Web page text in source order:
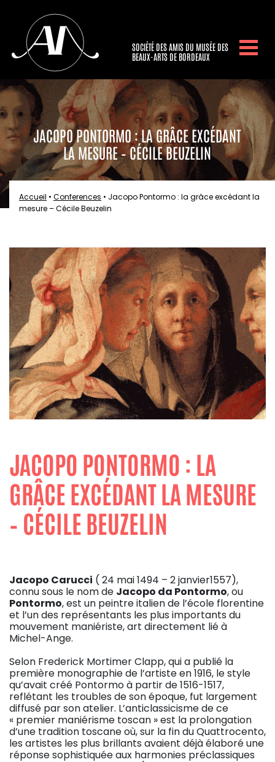
SOCIÉTÉ DES AMIS DU MUSÉE DES
BEAUX-ARTS DE BORDEAUX
JACOPO PONTORMO : LA GRÂCE EXCÉDANT
LA MESURE – CÉCILE BEUZELIN
Accueil • Conferences • Jacopo Pontormo : la grâce excédant la
mesure – Cécile Beuzelin
JACOPO PONTORMO : LA
GRÂCE EXCÉDANT LA MESURE
– CÉCILE BEUZELIN
Jacopo Carucci ( 24 mai 1494 – 2 janvier1557),
connu sous le nom de Jacopo da Pontormo, ou
Pontormo, est un peintre italien de l’école florentine
et l’un des représentants les plus importants du
mouvement maniériste, art directement lié à
Michel-Ange.
Selon Frederick Mortimer Clapp, qui a publié la
première monographie de l’artiste en 1916, le style
qu’avait créé Pontormo à partir de 1516-1517,
reflétant les troubles de son époque, fut largement
diffusé par son atelier. L’anticlassicisme de ce
« premier maniérisme toscan » est la prolongation
d’une tradition toscane où, sur la fin du Quattrocento,
les artistes les plus brillants avaient déjà élaboré une
réponse sophistiquée aux harmonies préclassiques